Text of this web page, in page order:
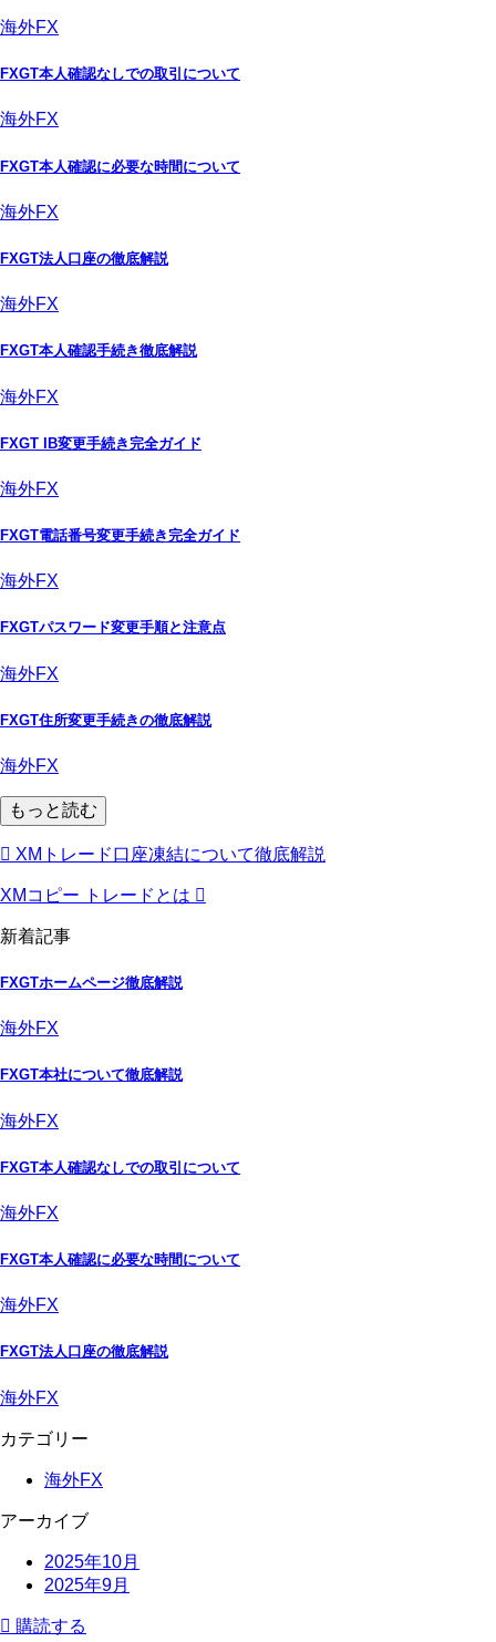
海外FX
FXGT本人確認なしでの取引について
海外FX
FXGT本人確認に必要な時間について
海外FX
FXGT法人口座の徹底解説
海外FX
FXGT本人確認手続き徹底解説
海外FX
FXGT IB変更手続き完全ガイド
海外FX
FXGT電話番号変更手続き完全ガイド
海外FX
FXGTパスワード変更手順と注意点
海外FX
FXGT住所変更手続きの徹底解説
海外FX
もっと読む
XMトレード口座凍結について徹底解説
XMコピー トレードとは
新着記事
FXGTホームページ徹底解説
海外FX
FXGT本社について徹底解説
海外FX
FXGT本人確認なしでの取引について
海外FX
FXGT本人確認に必要な時間について
海外FX
FXGT法人口座の徹底解説
海外FX
カテゴリー
海外FX
アーカイブ
2025年10月
2025年9月
購読する